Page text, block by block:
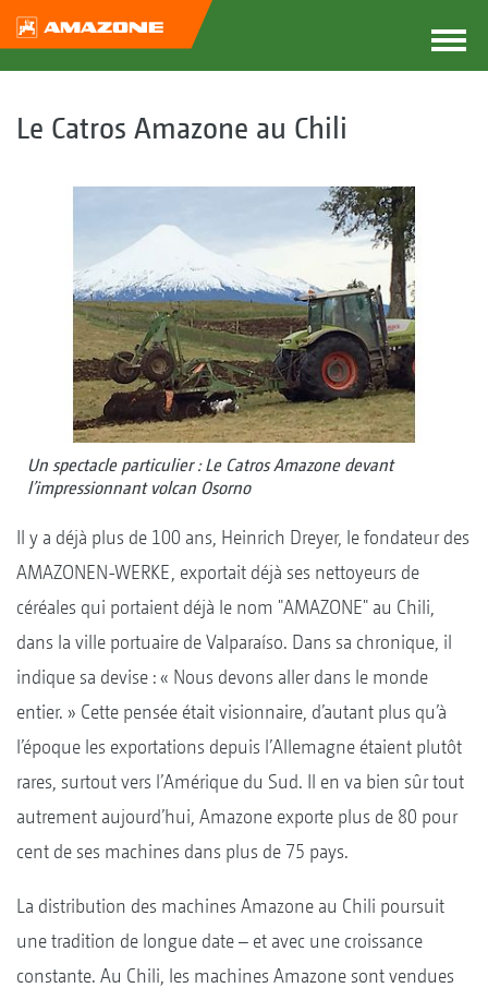
Le Catros Amazone au Chili
Un spectacle particulier : Le Catros Amazone devant
l’impressionnant volcan Osorno
Il y a déjà plus de 100 ans, Heinrich Dreyer, le fondateur des
AMAZONEN-WERKE, exportait déjà ses nettoyeurs de
céréales qui portaient déjà le nom "AMAZONE" au Chili,
dans la ville portuaire de Valparaíso. Dans sa chronique, il
indique sa devise : « Nous devons aller dans le monde
entier. » Cette pensée était visionnaire, d’autant plus qu’à
l’époque les exportations depuis l’Allemagne étaient plutôt
rares, surtout vers l’Amérique du Sud. Il en va bien sûr tout
autrement aujourd’hui, Amazone exporte plus de 80 pour
cent de ses machines dans plus de 75 pays.
La distribution des machines Amazone au Chili poursuit
une tradition de longue date – et avec une croissance
constante. Au Chili, les machines Amazone sont vendues